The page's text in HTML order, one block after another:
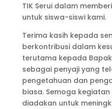
TIK Serui dalam
untuk siswa-siswi kami.
Terima kasih kepada
berkontribusi dalam
terutama kepada
sebagai penyaji yang
pengetahuan dan
biasa. Semoga
diadakan untuk